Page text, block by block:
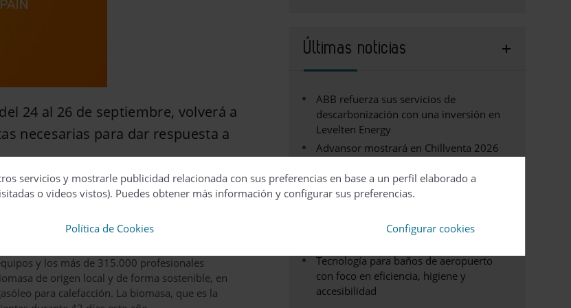
24 al 26 de septiembre, volverá a
necesarias para dar respuesta a
más de 500 expositores, que presentarán lo
visitarán el recinto ferial, ávidos de ver y
exigente y mejor informado.
y los más de 315.000 profesionales
de origen local y de forma sostenible, en
para calefacción. La biomasa, que es la
Últimas noticias
ABB refuerza sus servicios de
descarbonización con una inversión en
Levelten Energy
Advansor mostrará en Chillventa 2026
celebrará 20 años de refrigeración
natural
aprovechar el calor residual en la
Tecnología para baños de aeropuerto
con foco en eficiencia, higiene y
accesibilidad
servicios y mostrarle publicidad relacionada con sus preferencias en base a un perfil elaborado a
o videos vistos). Puedes obtener más información y configurar sus preferencias.
Política de Cookies Configurar cookies